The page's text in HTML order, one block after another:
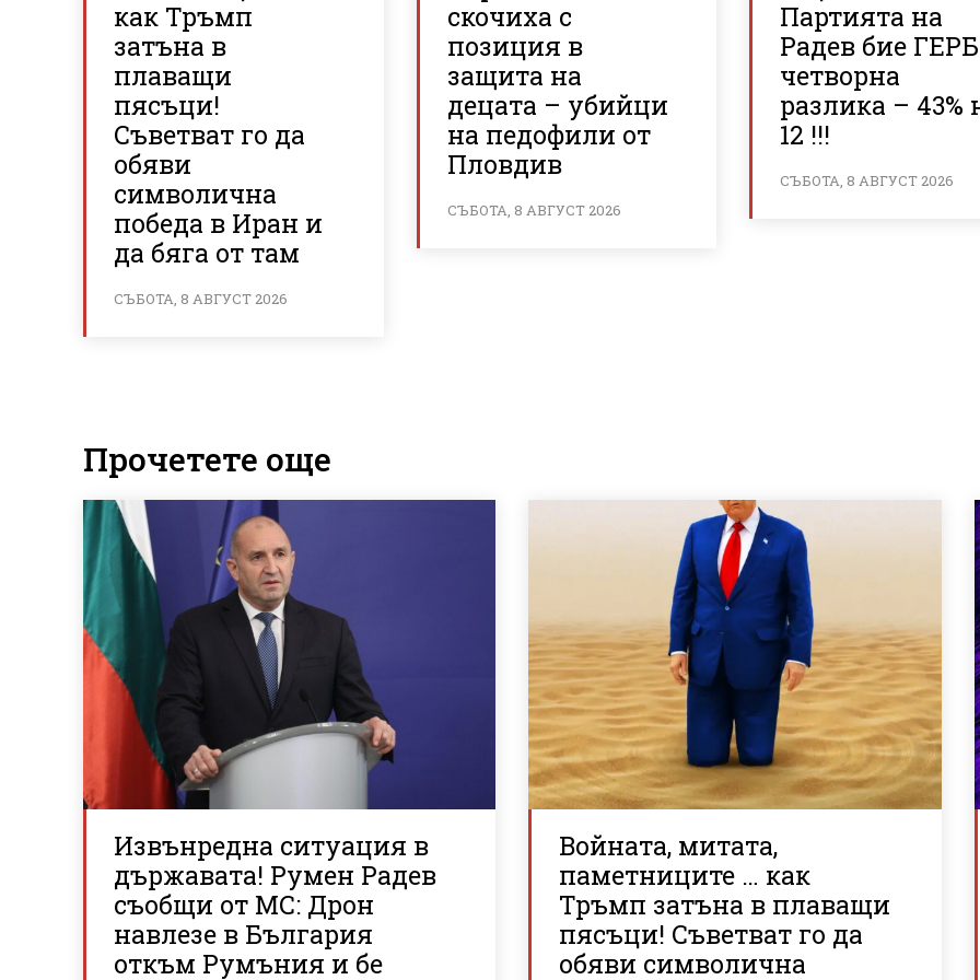
как Тръмп
затъна в
плаващи
пясъци!
Съветват го да
обяви
символична
победа в Иран и
да бяга от там
СЪБОТА, 8 АВГУСТ 2026
скочиха с
позиция в
защита на
децата – убийци
на педофили от
Пловдив
СЪБОТА, 8 АВГУСТ 2026
Партията на
Радев бие
четворна
разлика – 43%
12 !!!
СЪБОТА, 8 АВГУСТ 2026
Прочетете още
Извънредна ситуация в
държавата! Румен Радев
съобщи от МС: Дрон
навлезе в България
откъм Румъния и бе
Войната, митата,
паметниците … как
Тръмп затъна в плаващи
пясъци! Съветват го да
обяви символична